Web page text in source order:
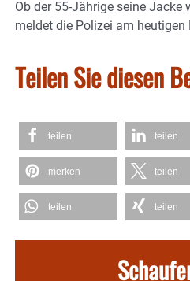
Ob der 55-Jährige seine Jacke
meldet die Polizei am
Teilen Sie diesen
teilen teilen
merken teilen
teilen teilen